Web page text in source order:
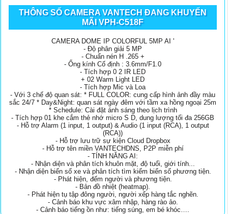
THÔNG SỐ CAMERA VANTECH ĐANG KHUYẾN
MÃI VPH-C518F
CAMERA DOME IP COLORFUL 5MP AI '
- Độ phân giải 5 MP
- Chuẩn nén H .265 +
- Ống kính Cố định : 3.6mm/F1.0
- Tích hợp 0 2 IR LED
+ 02 Warm Light LED
- Tích hợp Mic và Loa
- Với 3 chế độ quan sát: * FULL COLOR: cung cấp hình ảnh đầy màu
sắc 24/7 * Day&Night: quan sát ngày đêm với tầm xa hồng ngoại 25m
* Schedule: Cài đặt ánh sáng theo lịch trình
- Tích hợp 01 khe cắm thẻ nhớ micro S D, dung lượng tối đa 256GB
- Hỗ trợ Alarm (1 input, 1 output) & Audio (1 input (RCA), 1 output
(RCA))
- Hỗ trợ lưu trữ sự kiện Cloud Dropbox
- Hỗ trợ tên miền VANTECHDNS, P2P miễn phí
- TÍNH NĂNG AI:
- Nhận diện và phân tích khuôn mặt, độ tuổi, giới tính...
- Nhận diện biển số xe và phân tích tìm kiếm biển số phương tiện.
- Phát hiện, đếm người và phương tiện.
- Bản đồ nhiệt (heatmap).
- Phát hiện tụ tập đông người, người xếp hàng tắc nghẽn.
- Cảnh báo khu vực xâm nhập, hàng rào ảo.
- Cảnh báo tiếng ồn như: tiếng súng, em bé khóc….